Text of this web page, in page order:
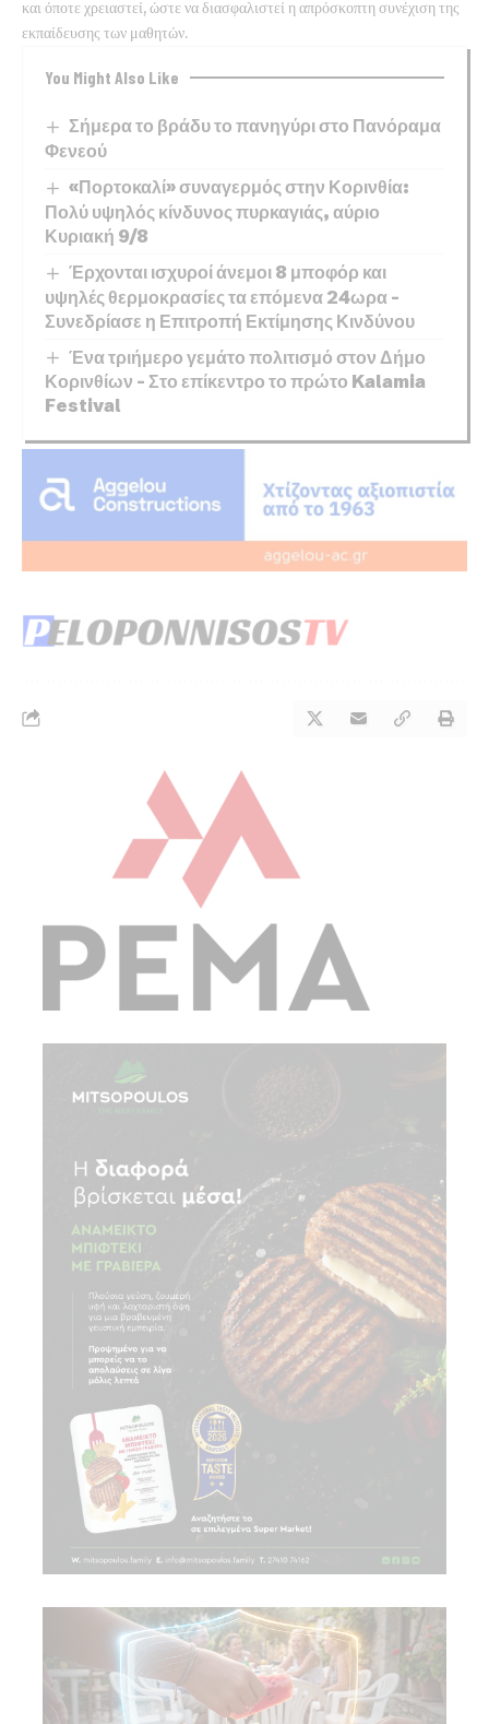
και όποτε χρειαστεί, ώστε να διασφαλιστεί η απρόσκοπτη συνέχιση της
εκπαίδευσης των μαθητών.
You Might Also Like
Σήμερα το βράδυ το πανηγύρι στο Πανόραμα
Φενεού
«Πορτοκαλί» συναγερμός στην Κορινθία:
Πολύ υψηλός κίνδυνος πυρκαγιάς, αύριο
Κυριακή 9/8
Έρχονται ισχυροί άνεμοι 8 μποφόρ και
υψηλές θερμοκρασίες τα επόμενα 24ωρα –
Συνεδρίασε η Επιτροπή Εκτίμησης Κινδύνου
Ένα τριήμερο γεμάτο πολιτισμό στον Δήμο
Κορινθίων – Στο επίκεντρο το πρώτο Kalamia
Festival